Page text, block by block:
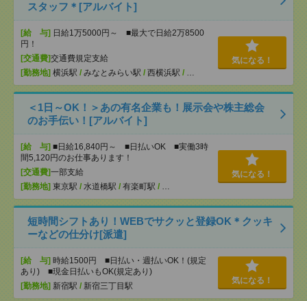
スタッフ＊[アルバイト]
[給 与] 日給1万5000円～ ■最大で日給2万8500
円！
[交通費]交通費規定支給
[勤務地] 横浜駅 / みなとみらい駅 / 西横浜駅 / …
気になる！
＜1日～OK！＞あの有名企業も！展示会や株主総会
のお手伝い！[アルバイト]
[給 与] ■日給16,840円～ ■日払いOK ■実働3時
間5,120円のお仕事あります！
[交通費]一部支給
[勤務地] 東京駅 / 水道橋駅 / 有楽町駅 / …
気になる！
短時間シフトあり！WEBでサクッと登録OK＊クッキ
ーなどの仕分け[派遣]
[給 与] 時給1500円 ■日払い・週払いOK！(規定
あり) ■現金日払いもOK(規定あり)
[勤務地] 新宿駅 / 新宿三丁目駅
気になる！